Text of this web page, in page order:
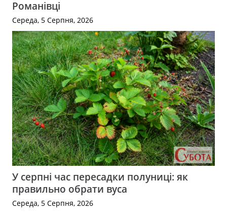
Романівці
Середа, 5 Серпня, 2026
У серпні час пересадки полуниці: як
правильно обрати вуса
Середа, 5 Серпня, 2026